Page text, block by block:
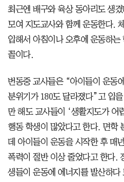
최근엔 배구와 육상 동아리도 생
모여 지도교사와 함께 운동한다.
입해서 아침이나 오후에 운동하
꼴이다.
번동중 교사들은 “아이들이 운동
분위기가 180도 달라졌다”고 입
만 해도 교사들이 ‘생활지도가 어
행동 학생이 많았다고 한다. 면학
데 아이들이 운동을 시작한 후 매
폭력이 절반 이상 줄었다고 한다.
생들이 운동에 에너지를 발산하다